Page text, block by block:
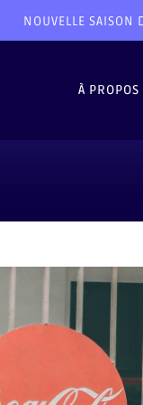
NOUVELLE SAISON
À PROPOS